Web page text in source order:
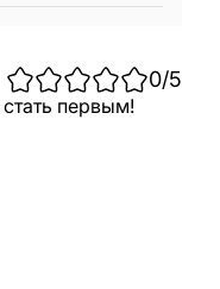
0/5
первым!